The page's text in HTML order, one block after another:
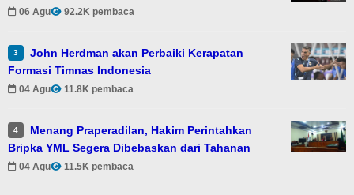
06 Agu 92.2K pembaca
3
John Herdman akan Perbaiki Kerapatan
Formasi Timnas Indonesia
04 Agu 11.8K pembaca
4
Menang Praperadilan, Hakim Perintahkan
Bripka YML Segera Dibebaskan dari Tahanan
04 Agu 11.5K pembaca